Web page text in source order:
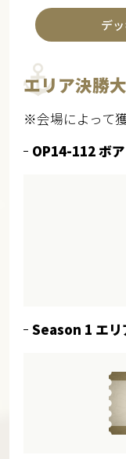
デ
エリア決勝
※会場によって
OP14-112 ボ
Season 1 エリ